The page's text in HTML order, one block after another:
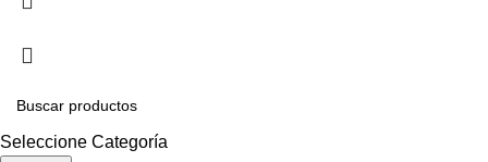
Seleccione Categoría